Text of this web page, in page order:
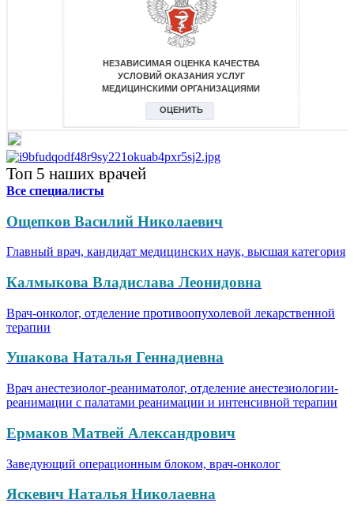
Топ 5 наших врачей
Все специалисты
Ощепков Василий Николаевич
Главный врач, кандидат медицинских наук, высшая категория
Калмыкова Владислава Леонидовна
Врач-онколог, отделение противоопухолевой лекарственной
терапии
Ушакова Наталья Геннадиевна
Врач анестезиолог-реаниматолог, отделение анестезиологии-
реанимации с палатами реанимации и интенсивной терапии
Ермаков Матвей Александрович
Заведующий операционным блоком, врач-онколог
Яскевич Наталья Николаевна